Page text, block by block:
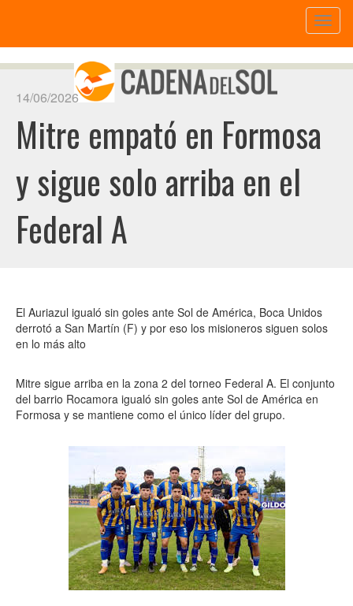
14/06/2026
Mitre empató en Formosa
y sigue solo arriba en el
Federal A
El Auriazul igualó sin goles ante Sol de América, Boca Unidos
derrotó a San Martín (F) y por eso los misioneros siguen solos
en lo más alto
Mitre sigue arriba en la zona 2 del torneo Federal A. El conjunto
del barrio Rocamora igualó sin goles ante Sol de América en
Formosa y se mantiene como el único líder del grupo.